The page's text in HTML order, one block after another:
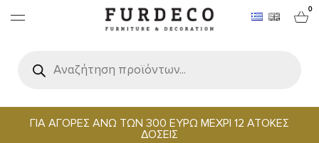
0
search
ΓΙΑ ΑΓΟΡΕΣ ΑΝΩ ΤΩΝ 300 ΕΥΡΩ ΜΕΧΡΙ 12 ΑΤΟΚΕΣ
ΔΟΣΕΙΣ
ΕΠΙΠΛΑ
ΧΑΛΙΑ